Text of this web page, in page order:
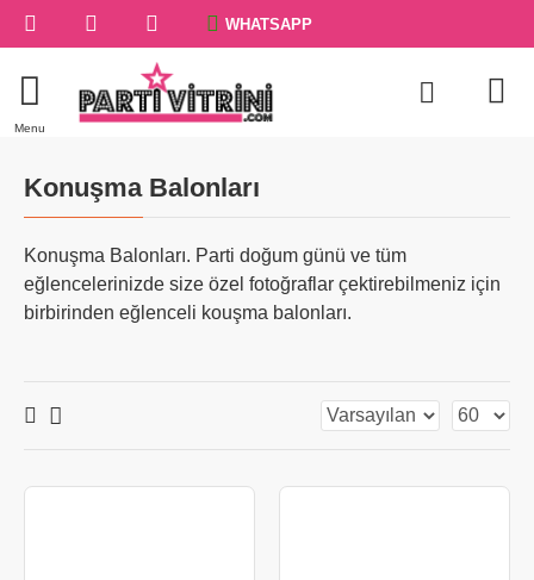
WHATSAPP
Konuşma Balonları
Konuşma Balonları. Parti doğum günü ve tüm
eğlencelerinizde size özel fotoğraflar çektirebilmeniz için
birbirinden eğlenceli kouşma balonları.